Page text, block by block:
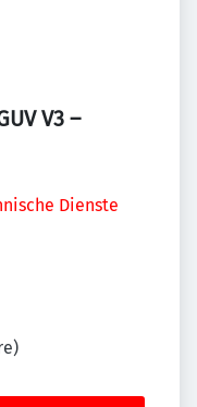
V3 –
Dienste